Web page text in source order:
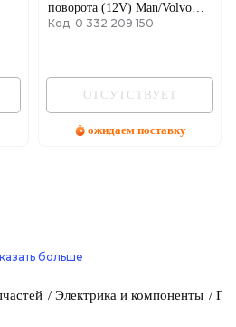
поворота (12V) Man/Volvo
05-
Код: 0 332 209 150
ОТСУТСТВУЕТ
ожидаем поставку
больше
Электрика и компоненты